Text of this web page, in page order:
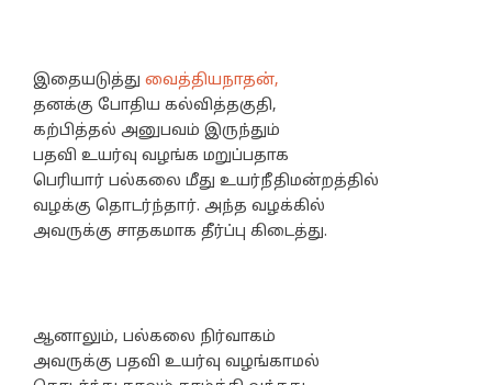
இதையடுத்து வைத்தியநாதன்,
தனக்கு போதிய கல்வித்தகுதி,
கற்பித்தல் அனுபவம் இருந்தும்
பதவி உயர்வு வழங்க மறுப்பதாக
பெரியார் பல்கலை மீது உயர்நீதிமன்றத்தில்
வழக்கு தொடர்ந்தார். அந்த வழக்கில்
அவருக்கு சாதகமாக தீர்ப்பு கிடைத்து.
ஆனாலும், பல்கலை நிர்வாகம்
அவருக்கு பதவி உயர்வு வழங்காமல்